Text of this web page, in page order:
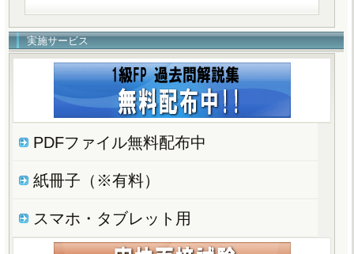
実施サービス
PDFファイル無料配布中
紙冊子（※有料）
スマホ・タブレット用